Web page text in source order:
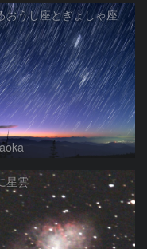
おうし座とぎょしゃ座
星雲